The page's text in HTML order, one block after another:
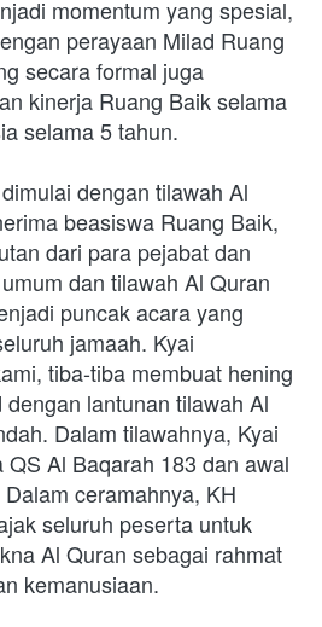
momentum yang spesial,
perayaan Milad Ruang
secara formal juga
kinerja Ruang Baik selama
selama 5 tahun.
dengan tilawah Al
beasiswa Ruang Baik,
dari para pejabat dan
dan tilawah Al Quran
puncak acara yang
jamaah. Kyai
tiba-tiba membuat hening
lantunan tilawah Al
Dalam tilawahnya, Kyai
Al Baqarah 183 dan awal
ceramahnya, KH
seluruh peserta untuk
Al Quran sebagai rahmat
kemanusiaan.